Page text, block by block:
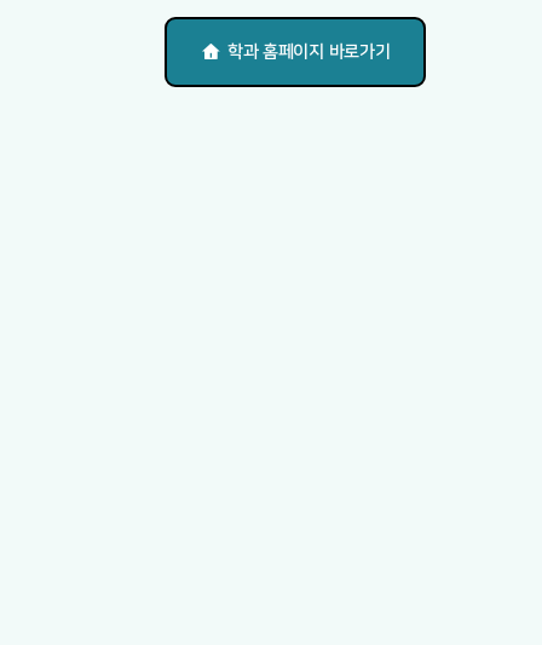
학과 홈페이지 바로가기